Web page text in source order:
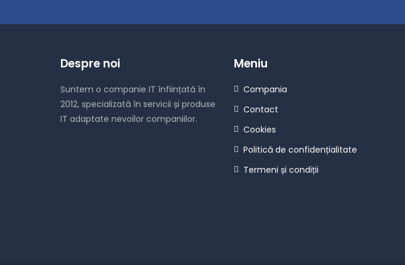
Despre noi
Suntem o companie IT înființată în
2012, specializată în servicii și produse
IT adaptate nevoilor companiilor.
Meniu
Compania
Contact
Cookies
Politică de confidențialitate
Termeni și condiții